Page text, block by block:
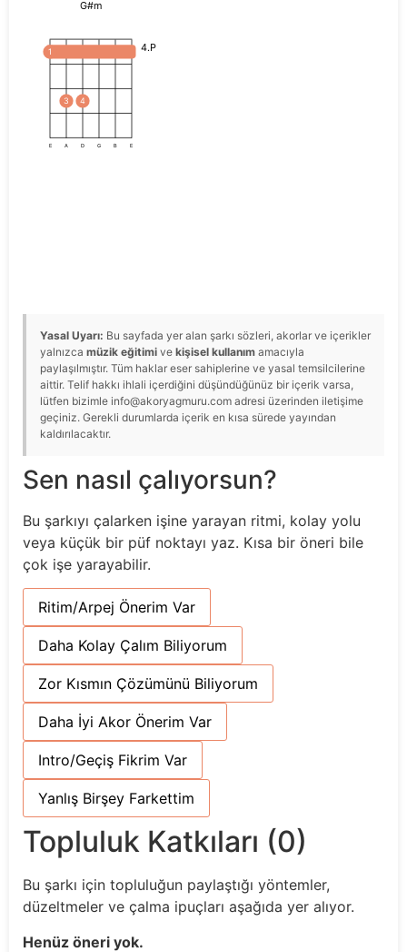
G#m
4.P
1
3 4
E A D G B E
Yasal Uyarı: Bu sayfada yer alan şarkı sözleri, akorlar ve içerikler
yalnızca müzik eğitimi ve kişisel kullanım amacıyla
paylaşılmıştır. Tüm haklar eser sahiplerine ve yasal temsilcilerine
aittir. Telif hakkı ihlali içerdiğini düşündüğünüz bir içerik varsa,
lütfen bizimle info@akoryagmuru.com adresi üzerinden iletişime
geçiniz. Gerekli durumlarda içerik en kısa sürede yayından
kaldırılacaktır.
Sen nasıl çalıyorsun?
Bu şarkıyı çalarken işine yarayan ritmi, kolay yolu
veya küçük bir püf noktayı yaz. Kısa bir öneri bile
çok işe yarayabilir.
Ritim/Arpej Önerim Var
Daha Kolay Çalım Biliyorum
Zor Kısmın Çözümünü Biliyorum
Daha İyi Akor Önerim Var
Intro/Geçiş Fikrim Var
Yanlış Birşey Farkettim
Topluluk Katkıları (0)
Bu şarkı için topluluğun paylaştığı yöntemler,
düzeltmeler ve çalma ipuçları aşağıda yer alıyor.
Henüz öneri yok.